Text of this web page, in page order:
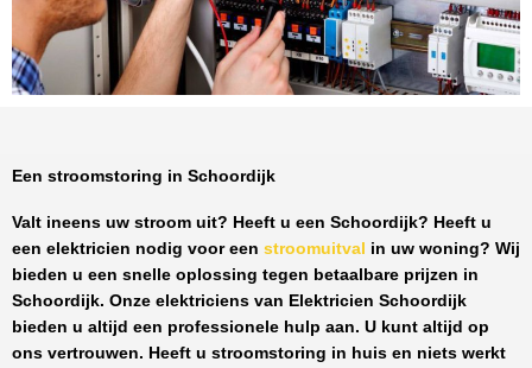
Een stroomstoring in Schoordijk
Valt ineens uw stroom uit? Heeft u een Schoordijk? Heeft u
een elektricien nodig voor een stroomuitval in uw woning? Wij
bieden u een snelle oplossing tegen betaalbare prijzen in
Schoordijk. Onze elektriciens van Elektricien Schoordijk
bieden u altijd een professionele hulp aan. U kunt altijd op
ons vertrouwen. Heeft u stroomstoring in huis en niets werkt